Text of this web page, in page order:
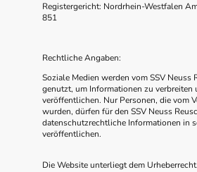
Registergericht: Nordrhein-Westfalen
851
Rechtliche Angaben:
Soziale Medien werden vom SSV Neuss
genutzt, um Informationen zu verbreiten
veröffentlichen. Nur Personen, die vom
wurden, dürfen für den SSV Neuss
datenschutzrechtliche Informationen in
veröffentlichen.
Die Website unterliegt dem Urheberrecht.